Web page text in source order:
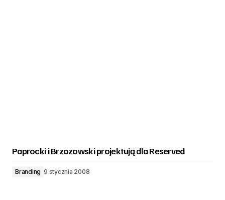
Paprocki i Brzozowski projektują dla Reserved
Branding 9 stycznia 2008